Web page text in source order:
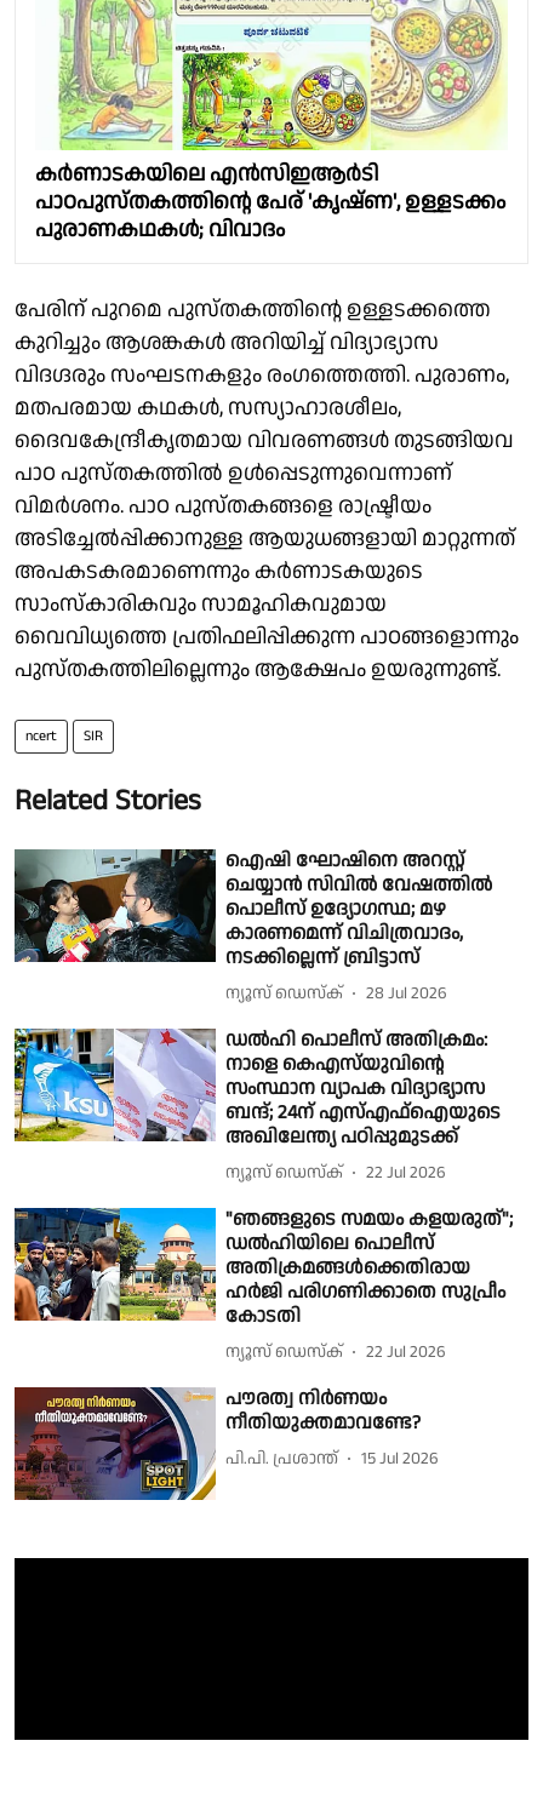
കർണാടകയിലെ എൻസിഇആർടി
പാഠപുസ്തകത്തിൻ്റെ പേര് 'കൃഷ്ണ', ഉള്ളടക്കം
പുരാണകഥകൾ; വിവാദം
പേരിന് പുറമെ പുസ്തകത്തിന്റെ ഉള്ളടക്കത്തെ
കുറിച്ചും ആശങ്കകള്‍ അറിയിച്ച് വിദ്യാഭ്യാസ
വിദഗ്ദരും സംഘടനകളും രംഗത്തെത്തി. പുരാണം,
മതപരമായ കഥകള്‍, സസ്യാഹാരശീലം,
ദൈവകേന്ദ്രീകൃതമായ വിവരണങ്ങള്‍ തുടങ്ങിയവ
പാഠ പുസ്തകത്തില്‍ ഉള്‍പ്പെടുന്നുവെന്നാണ്
വിമര്‍ശനം. പാഠ പുസ്തകങ്ങളെ രാഷ്ട്രീയം
അടിച്ചേല്‍പ്പിക്കാനുള്ള ആയുധങ്ങളായി മാറ്റുന്നത്
അപകടകരമാണെന്നും കര്‍ണാടകയുടെ
സാംസ്‌കാരികവും സാമൂഹികവുമായ
വൈവിധ്യത്തെ പ്രതിഫലിപ്പിക്കുന്ന പാഠങ്ങളൊന്നും
പുസ്തകത്തിലില്ലെന്നും ആക്ഷേപം ഉയരുന്നുണ്ട്.
ncert SIR
Related Stories
ഐഷി ഘോഷിനെ അറസ്റ്റ്
ചെയ്യാന്‍ സിവില്‍ വേഷത്തില്‍
പൊലീസ് ഉദ്യോഗസ്ഥ; മഴ
കാരണമെന്ന് വിചിത്രവാദം,
നടക്കില്ലെന്ന് ബ്രിട്ടാസ്
ന്യൂസ് ഡെസ്ക് 28 Jul 2026
ഡല്‍ഹി പൊലീസ് അതിക്രമം:
നാളെ കെഎസ്‌യുവിന്റെ
സംസ്ഥാന വ്യാപക വിദ്യാഭ്യാസ
ബന്ദ്; 24ന് എസ്എഫ്ഐയുടെ
അഖിലേന്ത്യ പഠിപ്പുമുടക്ക്
ന്യൂസ് ഡെസ്ക് 22 Jul 2026
"ഞങ്ങളുടെ സമയം കളയരുത്";
ഡല്‍ഹിയിലെ പൊലീസ്
അതിക്രമങ്ങള്‍ക്കെതിരായ
ഹര്‍ജി പരിഗണിക്കാതെ സുപ്രീം
കോടതി
ന്യൂസ് ഡെസ്ക് 22 Jul 2026
പൗരത്വ നിര്‍ണയം
നീതിയുക്തമാവണ്ടേ?
പി.പി. പ്രശാന്ത് 15 Jul 2026